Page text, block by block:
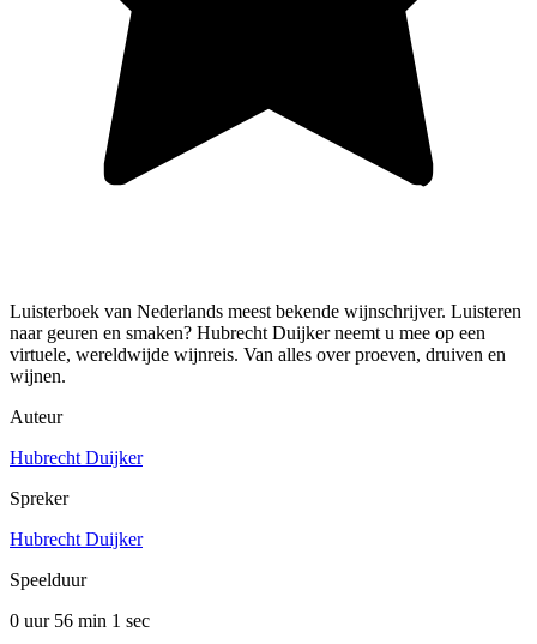
Luisterboek van Nederlands meest bekende wijnschrijver. Luisteren
naar geuren en smaken? Hubrecht Duijker neemt u mee op een
virtuele, wereldwijde wijnreis. Van alles over proeven, druiven en
wijnen.
Auteur
Hubrecht Duijker
Spreker
Hubrecht Duijker
Speelduur
0 uur 56 min 1 sec